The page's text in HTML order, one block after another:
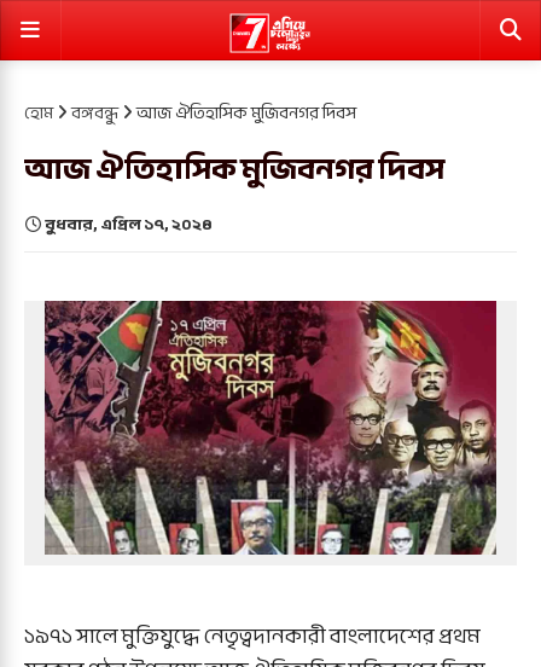
হোম বঙ্গবন্ধু আজ ঐতিহাসিক মুজিবনগর দিবস
আজ ঐতিহাসিক মুজিবনগর দিবস
বুধবার, এপ্রিল ১৭, ২০২৪
১৯৭১ সালে মুক্তিযুদ্ধে নেতৃত্বদানকারী বাংলাদেশের প্রথম